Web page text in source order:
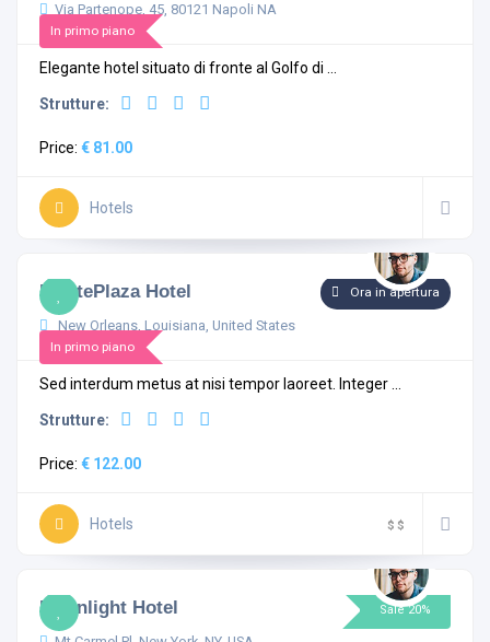
In primo piano
Via Partenope, 45, 80121 Napoli NA
Elegante hotel situato di fronte al Golfo di ...
Strutture:
Price: € 81.00
Hotels
In primo piano
Ora in apertura
4.0
1 commento
MontePlaza Hotel
New Orleans, Louisiana, United States
Sed interdum metus at nisi tempor laoreet. Integer ...
Strutture:
Price: € 122.00
Hotels $ $
Sale 20%
4.8
2 commenti
Moonlight Hotel